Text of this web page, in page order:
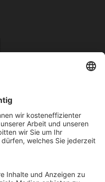
gemacht werden